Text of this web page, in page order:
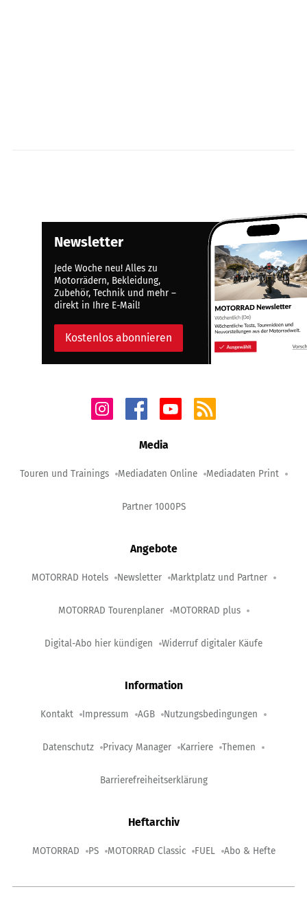
Newsletter
Jede Woche neu! Alles zu
Motorrädern, Bekleidung,
Zubehör, Technik und mehr –
direkt in Ihre E-Mail!
Kostenlos abonnieren
Media
Touren und Trainings Mediadaten Online Mediadaten Print
Partner 1000PS
Angebote
MOTORRAD Hotels Newsletter Marktplatz und Partner
MOTORRAD Tourenplaner MOTORRAD plus
Digital-Abo hier kündigen Widerruf digitaler Käufe
Information
Kontakt Impressum AGB Nutzungsbedingungen
Datenschutz Privacy Manager Karriere Themen
Barrierefreiheitserklärung
Heftarchiv
MOTORRAD PS MOTORRAD Classic FUEL Abo & Hefte